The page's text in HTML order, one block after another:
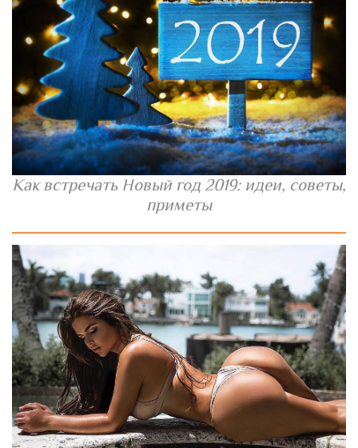
Как встречать Новый год 2019: идеи, советы,
приметы